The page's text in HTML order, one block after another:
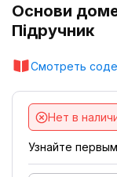
Основи
Підручник
Смотреть
Нет в
Узнайте